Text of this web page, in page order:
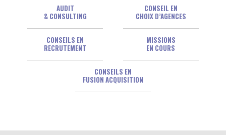
AUDIT
& CONSULTING
CONSEIL EN
CHOIX D’AGENCES
CONSEILS EN
RECRUTEMENT
MISSIONS
EN COURS
CONSEILS EN
FUSION ACQUISITION